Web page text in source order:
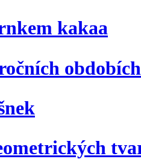
kakaa
obdobích